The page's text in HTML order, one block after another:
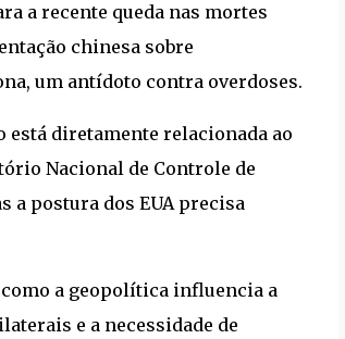
a recente queda nas mortes
chinesa sobre
um antídoto contra overdoses.
está diretamente relacionada ao
Nacional de Controle de
a postura dos EUA precisa
a geopolítica influencia a
e a necessidade de